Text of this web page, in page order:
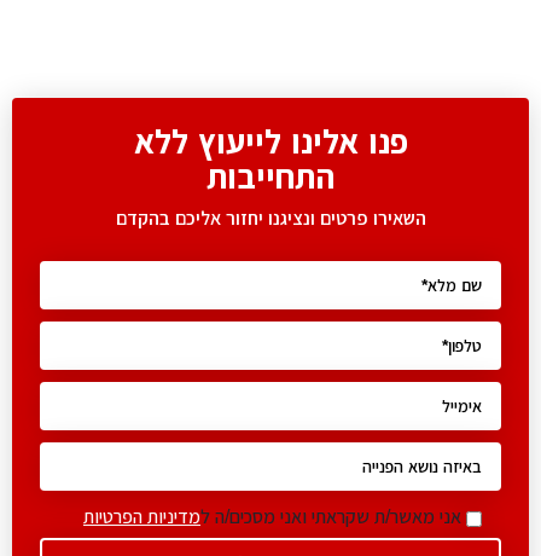
פנו אלינו לייעוץ ללא
התחייבות
השאירו פרטים ונציגנו יחזור אליכם בהקדם
אני מאשר/ת שקראתי ואני מסכים/ה למדיניות הפרטיות